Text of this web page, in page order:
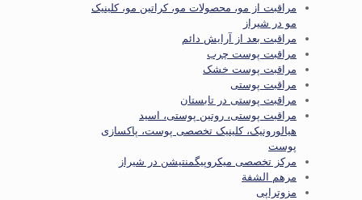
مراقبت از مو، محصولات مو، کراتین مو، کلینیک
مو در شیراز
مراقبت بعد از آرایش دائم
مراقبت پوست چرب
مراقبت پوست خشک
مراقبت پوستی
مراقبت پوستی در تابستان
مراقبت پوستی، روتین پوستی، اسید
هیالورونیک، کلینیک تخصصی پوست، پاکسازی
پوست
مرکز تخصصی میکروپیگمنتیشن در شیراز
مرهم الشفة
مزوتراپی